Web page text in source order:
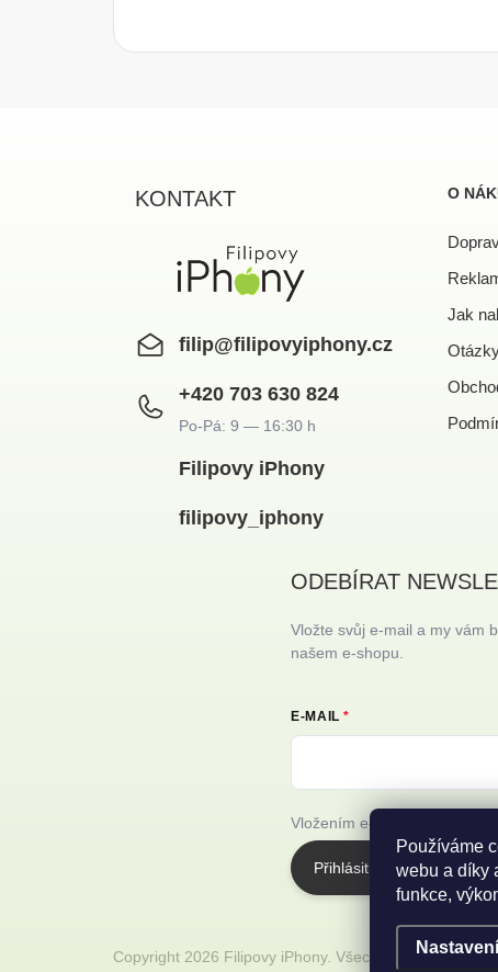
Používáme
webu a díky
funkce,
Nastavení
KONTAKT
filip@filipovyiphony.cz
+420 703 630 824
Filipovy iPhony
filipovy_iphony
O
Jak
ODEBÍRAT
Vložte svůj e-mail a my vám
našem e-shopu.
E-MAIL
Vložením e-mailu souhlasíte s
Přihlásit se
Copyright 2026 Filipovy iPhony. Všechna práva